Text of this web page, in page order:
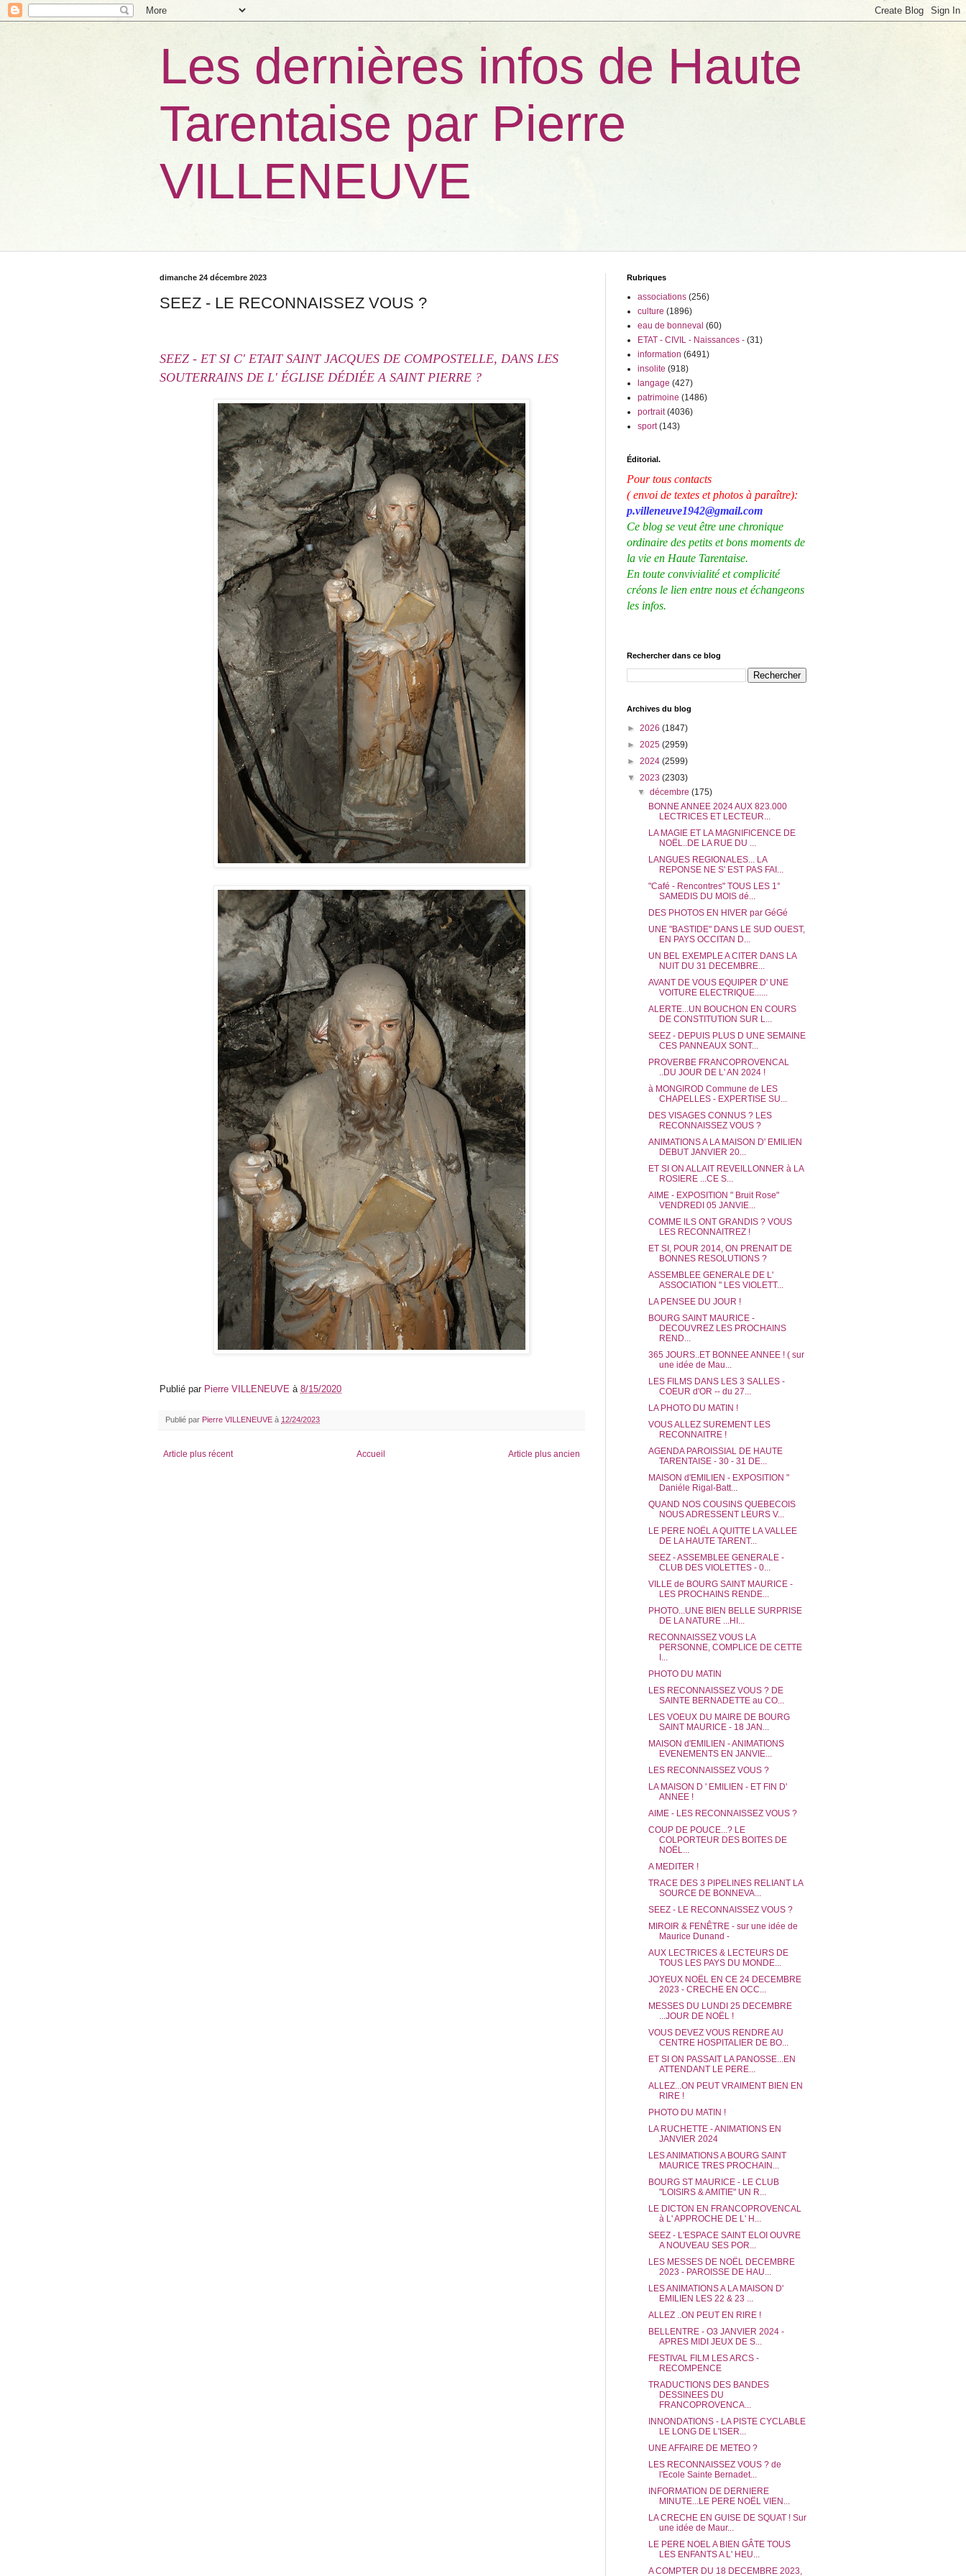
Les dernières infos de Haute
Tarentaise par Pierre
VILLENEUVE
dimanche 24 décembre 2023
SEEZ - LE RECONNAISSEZ VOUS ?
SEEZ - ET SI C' ETAIT SAINT JACQUES DE COMPOSTELLE, DANS LES
SOUTERRAINS DE L' ÉGLISE DÉDIÉE A SAINT PIERRE ?
Publié par Pierre VILLENEUVE à 8/15/2020
Publié par Pierre VILLENEUVE à 12/24/2023
Article plus récent Article plus ancien
Accueil
Rubriques
associations (256)
culture (1896)
eau de bonneval (60)
ETAT - CIVIL - Naissances - (31)
information (6491)
insolite (918)
langage (427)
patrimoine (1486)
portrait (4036)
sport (143)
Éditorial.
Pour tous contacts
( envoi de textes et photos à paraître):
p.villeneuve1942@gmail.com
Ce blog se veut être une chronique
ordinaire des petits et bons moments de
la vie en Haute Tarentaise.
En toute convivialité et complicité
créons le lien entre nous et échangeons
les infos.
Rechercher dans ce blog
Archives du blog
► 2026 (1847)
► 2025 (2959)
► 2024 (2599)
▼ 2023 (2303)
▼décembre(175)
BONNE ANNEE 2024 AUX 823.000
LECTRICES ET LECTEUR...
LA MAGIE ET LA MAGNIFICENCE DE
NOËL..DE LA RUE DU ...
LANGUES REGIONALES... LA
REPONSE NE S' EST PAS FAI...
"Café - Rencontres" TOUS LES 1°
SAMEDIS DU MOIS dé...
DES PHOTOS EN HIVER par GéGé
UNE "BASTIDE" DANS LE SUD OUEST,
EN PAYS OCCITAN D...
UN BEL EXEMPLE A CITER DANS LA
NUIT DU 31 DECEMBRE...
AVANT DE VOUS EQUIPER D' UNE
VOITURE ELECTRIQUE......
ALERTE...UN BOUCHON EN COURS
DE CONSTITUTION SUR L...
SEEZ - DEPUIS PLUS D UNE SEMAINE
CES PANNEAUX SONT...
PROVERBE FRANCOPROVENCAL
..DU JOUR DE L' AN 2024 !
à MONGIROD Commune de LES
CHAPELLES - EXPERTISE SU...
DES VISAGES CONNUS ? LES
RECONNAISSEZ VOUS ?
ANIMATIONS A LA MAISON D' EMILIEN
DEBUT JANVIER 20...
ET SI ON ALLAIT REVEILLONNER à LA
ROSIERE ...CE S...
AIME - EXPOSITION " Bruit Rose"
VENDREDI 05 JANVIE...
COMME ILS ONT GRANDIS ? VOUS
LES RECONNAITREZ !
ET SI, POUR 2014, ON PRENAIT DE
BONNES RESOLUTIONS ?
ASSEMBLEE GENERALE DE L'
ASSOCIATION " LES VIOLETT...
LA PENSEE DU JOUR !
BOURG SAINT MAURICE -
DECOUVREZ LES PROCHAINS
REND...
365 JOURS..ET BONNEE ANNEE ! ( sur
une idée de Mau...
LES FILMS DANS LES 3 SALLES -
COEUR d'OR -- du 27...
LA PHOTO DU MATIN !
VOUS ALLEZ SUREMENT LES
RECONNAITRE !
AGENDA PAROISSIAL DE HAUTE
TARENTAISE - 30 - 31 DE...
MAISON d'EMILIEN - EXPOSITION "
Daniéle Rigal-Batt...
QUAND NOS COUSINS QUEBECOIS
NOUS ADRESSENT LEURS V...
LE PERE NOËL A QUITTE LA VALLEE
DE LA HAUTE TARENT...
SEEZ - ASSEMBLEE GENERALE -
CLUB DES VIOLETTES - 0...
VILLE de BOURG SAINT MAURICE -
LES PROCHAINS RENDE...
PHOTO...UNE BIEN BELLE SURPRISE
DE LA NATURE ...HI...
RECONNAISSEZ VOUS LA
PERSONNE, COMPLICE DE CETTE
I...
PHOTO DU MATIN
LES RECONNAISSEZ VOUS ? DE
SAINTE BERNADETTE au CO...
LES VOEUX DU MAIRE DE BOURG
SAINT MAURICE - 18 JAN...
MAISON d'EMILIEN - ANIMATIONS
EVENEMENTS EN JANVIE...
LES RECONNAISSEZ VOUS ?
LA MAISON D ' EMILIEN - ET FIN D'
ANNEE !
AIME - LES RECONNAISSEZ VOUS ?
COUP DE POUCE...? LE
COLPORTEUR DES BOITES DE
NOËL...
A MEDITER !
TRACE DES 3 PIPELINES RELIANT LA
SOURCE DE BONNEVA...
SEEZ - LE RECONNAISSEZ VOUS ?
MIROIR & FENÊTRE - sur une idée de
Maurice Dunand -
AUX LECTRICES & LECTEURS DE
TOUS LES PAYS DU MONDE...
JOYEUX NOËL EN CE 24 DECEMBRE
2023 - CRECHE EN OCC...
MESSES DU LUNDI 25 DECEMBRE
...JOUR DE NOËL !
VOUS DEVEZ VOUS RENDRE AU
CENTRE HOSPITALIER DE BO...
ET SI ON PASSAIT LA PANOSSE...EN
ATTENDANT LE PERE...
ALLEZ...ON PEUT VRAIMENT BIEN EN
RIRE !
PHOTO DU MATIN !
LA RUCHETTE - ANIMATIONS EN
JANVIER 2024
LES ANIMATIONS A BOURG SAINT
MAURICE TRES PROCHAIN...
BOURG ST MAURICE - LE CLUB
"LOISIRS & AMITIE" UN R...
LE DICTON EN FRANCOPROVENCAL
à L' APPROCHE DE L' H...
SEEZ - L'ESPACE SAINT ELOI OUVRE
A NOUVEAU SES POR...
LES MESSES DE NOËL DECEMBRE
2023 - PAROISSE DE HAU...
LES ANIMATIONS A LA MAISON D'
EMILIEN LES 22 & 23 ...
ALLEZ ..ON PEUT EN RIRE !
BELLENTRE - O3 JANVIER 2024 -
APRES MIDI JEUX DE S...
FESTIVAL FILM LES ARCS -
RECOMPENCE
TRADUCTIONS DES BANDES
DESSINEES DU
FRANCOPROVENCA...
INNONDATIONS - LA PISTE CYCLABLE
LE LONG DE L'ISER...
UNE AFFAIRE DE METEO ?
LES RECONNAISSEZ VOUS ? de
l'Ecole Sainte Bernadet...
INFORMATION DE DERNIERE
MINUTE...LE PERE NOËL VIEN...
LA CRECHE EN GUISE DE SQUAT ! Sur
une idée de Maur...
LE PERE NOEL A BIEN GÂTE TOUS
LES ENFANTS A L' HEU...
A COMPTER DU 18 DECEMBRE 2023,